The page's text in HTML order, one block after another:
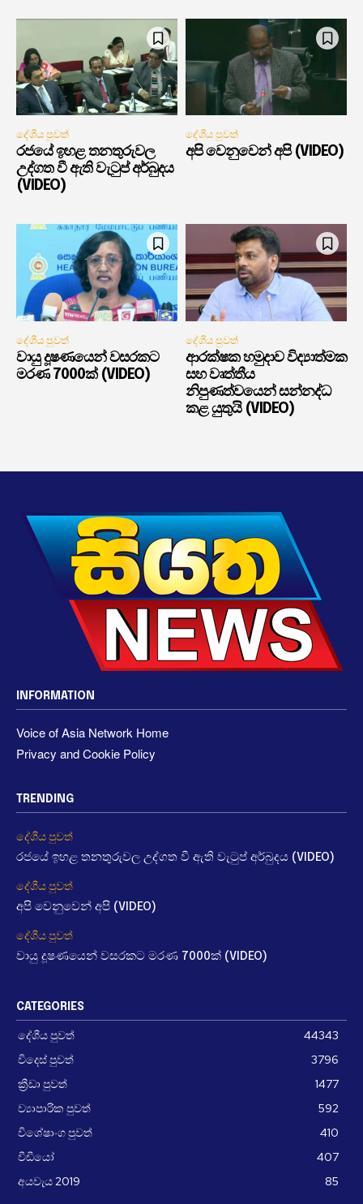
දේශීය පුවත්
රජයේ ඉහළ තනතුරුවල
උද්ගත වී ඇති වැටුප් අර්බුදය
(VIDEO)
දේශීය පුවත්
අපි වෙනුවෙන් අපි (VIDEO)
දේශීය පුවත්
වායු දූෂණයෙන් වසරකට
මරණ 7000ක් (VIDEO)
දේශීය පුවත්
ආරක්ෂක හමුදාව විද්‍යාත්මක
සහ වෘත්තීය
නිපුණත්වයෙන් සන්නද්ධ
කළ යුතුයි (VIDEO)
INFORMATION
Voice of Asia Network Home
Privacy and Cookie Policy
TRENDING
දේශීය පුවත්
රජයේ ඉහළ තනතුරුවල උද්ගත වී ඇති වැටුප් අර්බුදය (VIDEO)
දේශීය පුවත්
අපි වෙනුවෙන් අපි (VIDEO)
දේශීය පුවත්
වායු දූෂණයෙන් වසරකට මරණ 7000ක් (VIDEO)
CATEGORIES
දේශීය පුවත්
44343
විදෙස් පුවත්
3796
ක්‍රීඩා පුවත්
1477
ව්‍යාපාරික පුවත්
592
විශේෂාංග පුවත්
410
වීඩීයෝ
407
අයවැය 2019
85